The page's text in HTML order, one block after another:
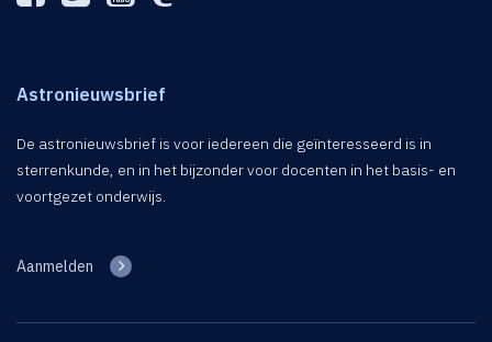
Astronieuwsbrief
De astronieuwsbrief is voor iedereen die geïnteresseerd is in
sterrenkunde, en in het bijzonder voor docenten in het basis- en
voortgezet onderwijs.
Aanmelden